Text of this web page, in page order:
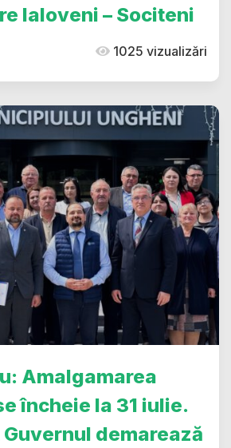
Ialoveni – Sociteni
1025 vizualizări
Amalgamarea
încheie la 31 iulie.
demarează